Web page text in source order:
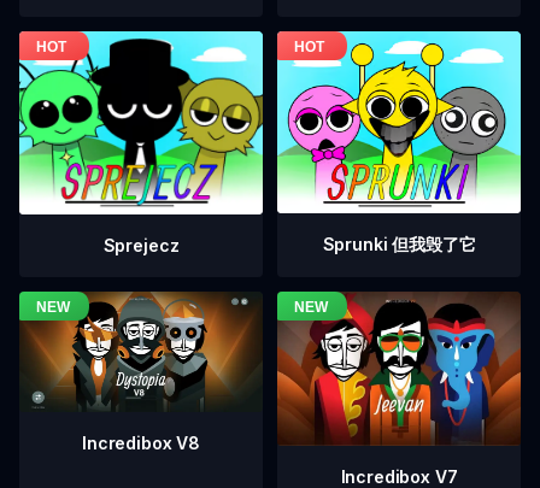
Sprejecz Sprunki 但我毁了它
Incredibox V8
Incredibox V7